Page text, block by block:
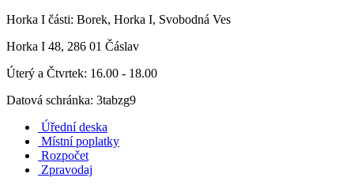
Horka I části: Borek, Horka I, Svobodná Ves
Horka I 48, 286 01 Čáslav
Úterý a Čtvrtek: 16.00 - 18.00
Datová schránka: 3tabzg9
Úřední deska
Místní poplatky
Rozpočet
Zpravodaj